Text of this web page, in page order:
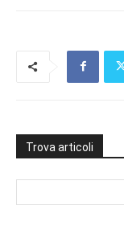
Trova articoli